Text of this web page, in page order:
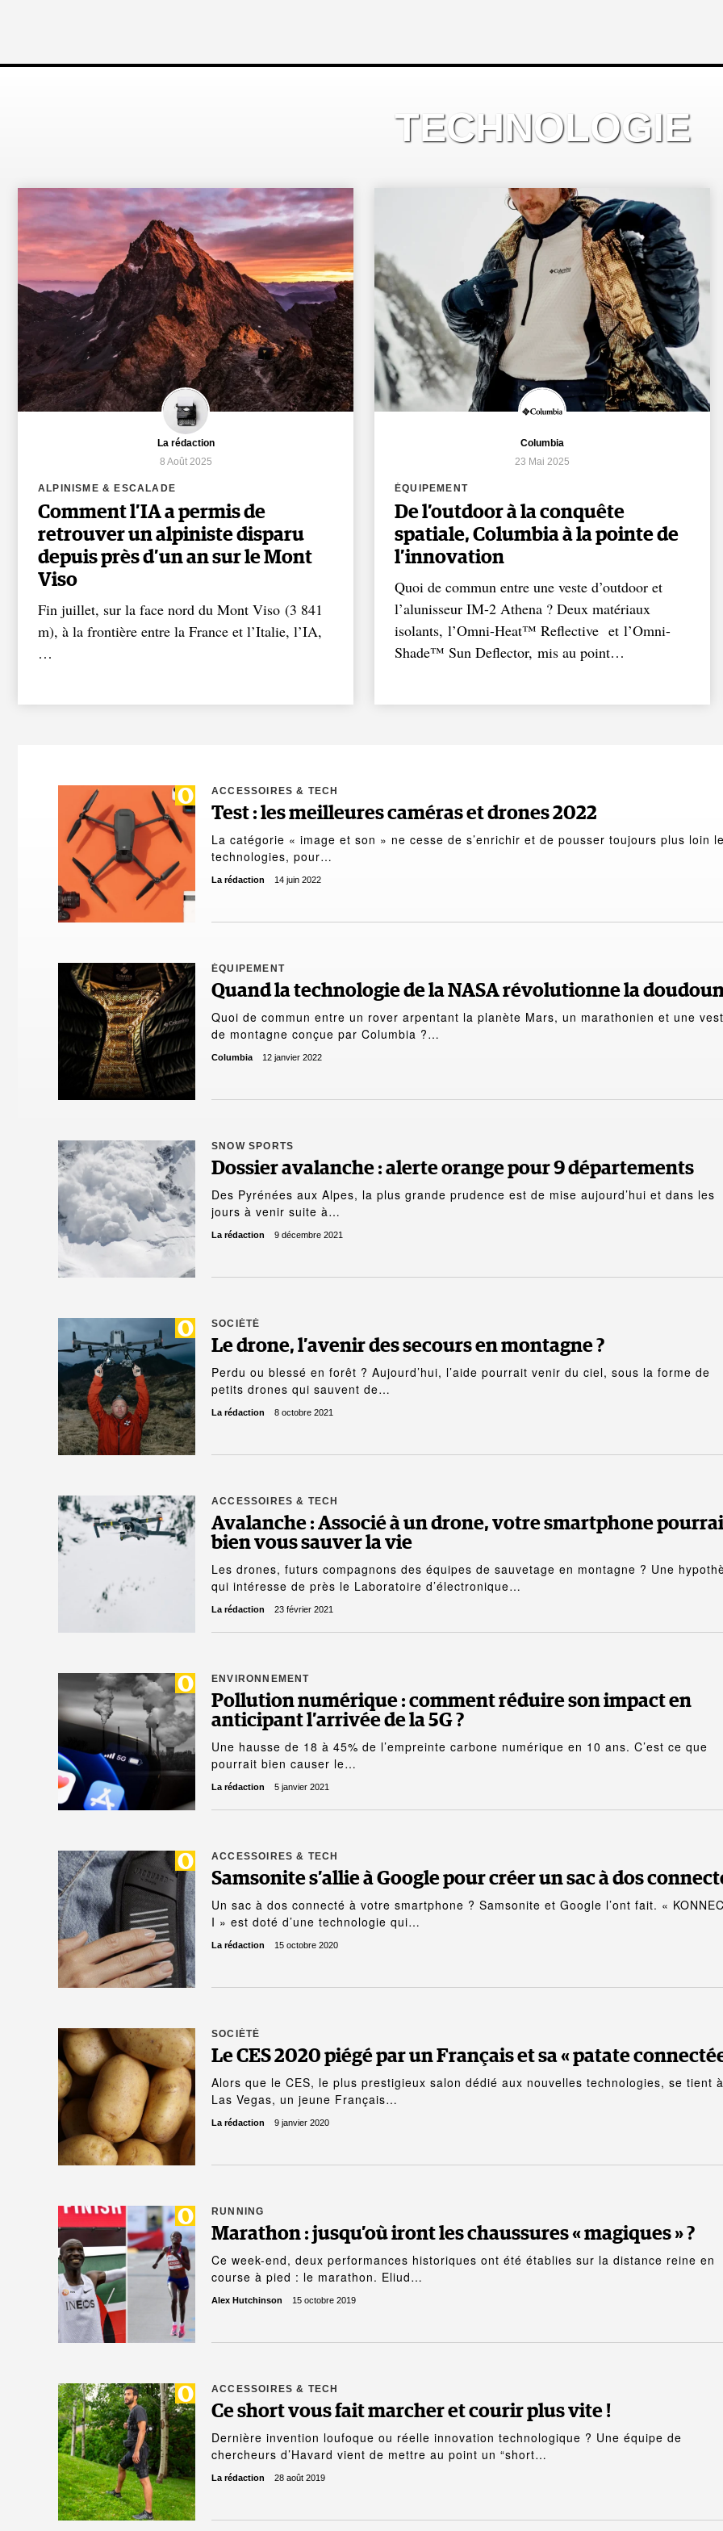
TECHNOLOGIE
La rédaction
8 Août 2025
ALPINISME & ESCALADE
Comment l’IA a permis de
retrouver un alpiniste disparu
depuis près d’un an sur le Mont
Viso
Fin juillet, sur la face nord du Mont Viso (3 841
m), à la frontière entre la France et l’Italie, l’IA,
…
Columbia
23 Mai 2025
ÉQUIPEMENT
De l’outdoor à la conquête
spatiale, Columbia à la pointe de
l’innovation
Quoi de commun entre une veste d’outdoor et
l’alunisseur IM-2 Athena ? Deux matériaux
isolants, l’Omni-Heat™ Reflective et l’Omni-
Shade™ Sun Deflector, mis au point…
ACCESSOIRES & TECH
Test : les meilleures caméras et drones 2022
La catégorie « image et son » ne cesse de s’enrichir et de pousser toujours plus loin
technologies, pour…
La rédaction 14 juin 2022
ÉQUIPEMENT
Quand la technologie de la NASA révolutionne la
Quoi de commun entre un rover arpentant la planète Mars, un marathonien et une
de montagne conçue par Columbia ?…
Columbia 12 janvier 2022
SNOW SPORTS
Dossier avalanche : alerte orange pour 9 départements
Des Pyrénées aux Alpes, la plus grande prudence est de mise aujourd’hui et dans les
jours à venir suite à…
La rédaction 9 décembre 2021
SOCIÉTÉ
Le drone, l’avenir des secours en montagne ?
Perdu ou blessé en forêt ? Aujourd’hui, l’aide pourrait venir du ciel, sous la forme de
petits drones qui sauvent de…
La rédaction 8 octobre 2021
ACCESSOIRES & TECH
Avalanche : Associé à un drone, votre smartphone
bien vous sauver la vie
Les drones, futurs compagnons des équipes de sauvetage en montagne ? Une
qui intéresse de près le Laboratoire d’électronique…
La rédaction 23 février 2021
ENVIRONNEMENT
Pollution numérique : comment réduire son impact en
anticipant l’arrivée de la 5G ?
Une hausse de 18 à 45% de l’empreinte carbone numérique en 10 ans. C’est ce que
pourrait bien causer le…
La rédaction 5 janvier 2021
ACCESSOIRES & TECH
Samsonite s’allie à Google pour créer un sac à dos
Un sac à dos connecté à votre smartphone ? Samsonite et Google l’ont fait. «
I » est doté d’une technologie qui…
La rédaction 15 octobre 2020
SOCIÉTÉ
Le CES 2020 piégé par un Français et sa « patate
Alors que le CES, le plus prestigieux salon dédié aux nouvelles technologies, se tient à
Las Vegas, un jeune Français…
La rédaction 9 janvier 2020
RUNNING
Marathon : jusqu’où iront les chaussures « magiques » ?
Ce week-end, deux performances historiques ont été établies sur la distance reine en
course à pied : le marathon. Eliud…
Alex Hutchinson 15 octobre 2019
ACCESSOIRES & TECH
Ce short vous fait marcher et courir plus vite !
Dernière invention loufoque ou réelle innovation technologique ? Une équipe de
chercheurs d’Havard vient de mettre au point un “short…
La rédaction 28 août 2019